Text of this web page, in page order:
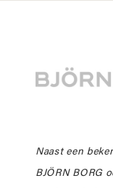
Naast een
BJÖRN BORG